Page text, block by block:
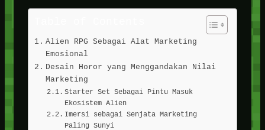
Alien RPG Sebagai Alat Marketing
Emosional
Desain Horor yang Menggandakan Nilai
Marketing
Starter Set Sebagai Pintu Masuk
Ekosistem Alien
Imersi sebagai Senjata Marketing
Paling Sunyi